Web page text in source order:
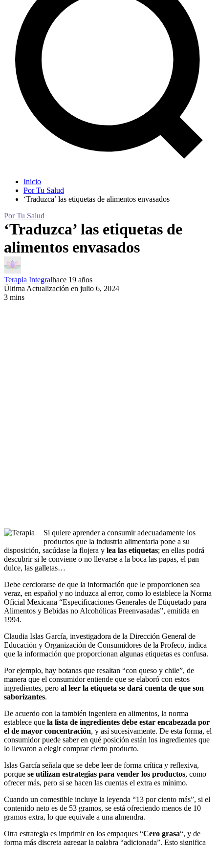
Inicio
Por Tu Salud
‘Traduzca’ las etiquetas de alimentos envasados
Por Tu Salud
‘Traduzca’ las etiquetas de
alimentos envasados
Terapia Integralhace 19 años
Última Actualización en julio 6, 2024
3 mins
Si quiere aprender a consumir adecuadamente los
productos que la industria alimentaria pone a su
disposición, sacúdase la flojera y lea las etiquetas; en ellas podrá
descubrir si le conviene o no llevarse a la boca las papas, el pan
dulce, las galletas…
Debe cerciorarse de que la información que le proporcionen sea
veraz, en español y no induzca al error, como lo establece la Norma
Oficial Mexicana “Especificaciones Generales de Etiquetado para
Alimentos y Bebidas no Alcohólicas Preenvasadas”, emitida en
1994.
Claudia Islas García, investigadora de la Dirección General de
Educación y Organización de Consumidores de la Profeco, indica
que la información que proporcionan algunas etiquetas es confusa.
Por ejemplo, hay botanas que resaltan “con queso y chile”, de
manera que el consumidor entiende que se elaboró con estos
ingredientes, pero al leer la etiqueta se dará cuenta de que son
saborizantes.
De acuerdo con la también ingeniera en alimentos, la norma
establece que la lista de ingredientes debe estar encabezada por
el de mayor concentración, y así sucesivamente. De esta forma, el
consumidor puede saber en qué posición están los ingredientes que
lo llevaron a elegir comprar cierto producto.
Islas García señala que se debe leer de forma crítica y reflexiva,
porque se utilizan estrategias para vender los productos, como
ofrecer más, pero si se hacen las cuentas el extra es mínimo.
Cuando un comestible incluye la leyenda “13 por ciento más”, si el
contenido neto es de 53 gramos, se está ofreciendo menos de 10
gramos extra, lo que equivale a una almendra.
Otra estrategia es imprimir en los empaques “Cero grasa“, y de
forma más discreta agregar la palabra “adicionada”. Esto significa